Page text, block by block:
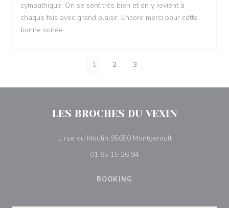
sympathique. On se sent très bien et on y revient à
chaque fois avec grand plaisir. Encore merci pour cette
bonne soirée.
1 2 3
LES BROCHES DU VEXIN
1 rue du Moulin 95650 Montgeroult((opens in a new
01 85 15 26 94
BOOKING